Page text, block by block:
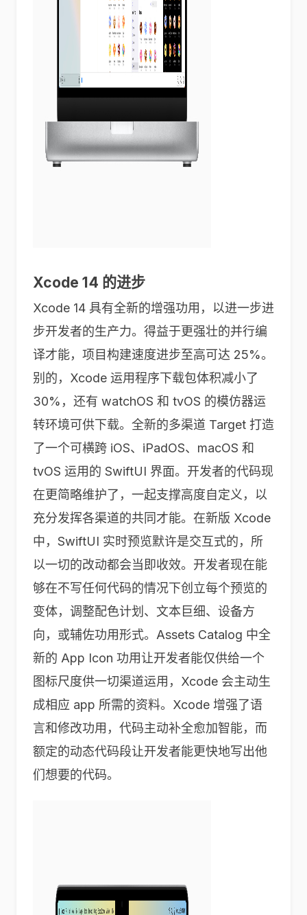
Xcode 14 的进步
Xcode 14 具有全新的增强功用，以进一步进
步开发者的生产力。得益于更强壮的并行编
译才能，项目构建速度进步至高可达 25%。
别的，Xcode 运用程序下载包体积减小了
30%，还有 watchOS 和 tvOS 的模仿器运
转环境可供下载。全新的多渠道 Target 打造
了一个可横跨 iOS、iPadOS、macOS 和
tvOS 运用的 SwiftUI 界面。开发者的代码现
在更简略维护了，一起支撑高度自定义，以
充分发挥各渠道的共同才能。在新版 Xcode
中，SwiftUI 实时预览默许是交互式的，所
以一切的改动都会当即收效。开发者现在能
够在不写任何代码的情况下创立每个预览的
变体，调整配色计划、文本巨细、设备方
向，或辅佐功用形式。Assets Catalog 中全
新的 App Icon 功用让开发者能仅供给一个
图标尺度供一切渠道运用，Xcode 会主动生
成相应 app 所需的资料。Xcode 增强了语
言和修改功用，代码主动补全愈加智能，而
额定的动态代码段让开发者能更快地写出他
们想要的代码。